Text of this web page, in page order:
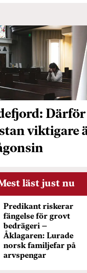
viktigare
läst just nu
Predikant riskerar
fängelse för grovt
bedrägeri –
Åklagaren: Lurade
norsk familjefar på
arvspengar